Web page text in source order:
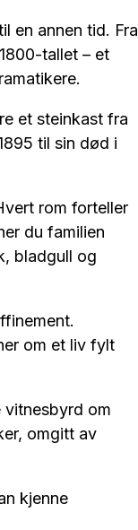
en annen tid. Fra
tallet – et
et steinkast fra
til sin død i
rom forteller
du familien
bladgull og
om et liv fylt
vitnesbyrd om
omgitt av
kjenne